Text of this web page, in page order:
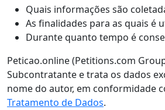
Quais informações são
As finalidades para as quais é
Durante quanto tempo é
Peticao.online (Petitions.com
Subcontratante e trata os dados
nome do autor, em conformidade
Tratamento de Dados.